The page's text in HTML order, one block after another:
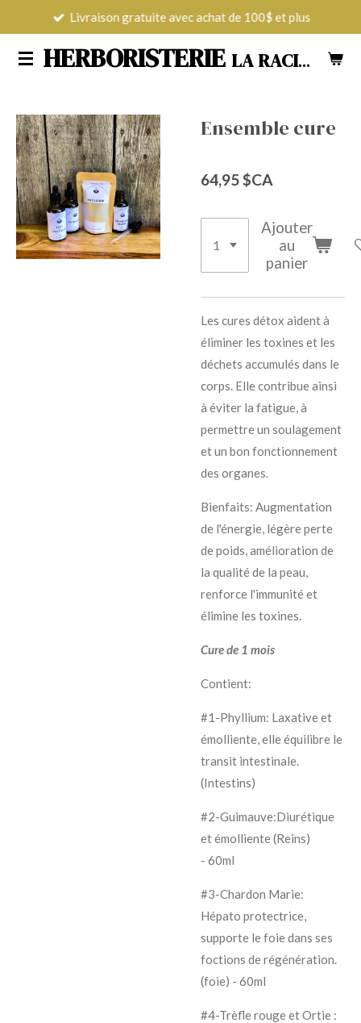
contenuHERBORISTERIE LA RACINE POUR TOUS LES MAUX
Livraison gratuite avec achat de 100$ et plus
Ensemble cure
64,95 $CA
Ajouter
au
panier
Les cures détox aident à
éliminer les toxines et les
déchets accumulés dans le
corps. Elle contribue ainsi
à éviter la fatigue, à
permettre un soulagement
et un bon fonctionnement
des organes.
Bienfaits: Augmentation
de l'énergie, légère perte
de poids, amélioration de
la qualité de la peau,
renforce l'immunité et
élimine les toxines.
Cure de 1 mois
Contient:
#1-Phyllium: Laxative et
émolliente, elle équilibre le
transit intestinale.
(Intestins)
#2-Guimauve:Diurétique
et émolliente (Reins)
- 60ml
#3-Chardon Marie:
Hépato protectrice,
supporte le foie dans ses
foctions de régénération.
(foie) - 60ml
#4-Trèfle rouge et Ortie :